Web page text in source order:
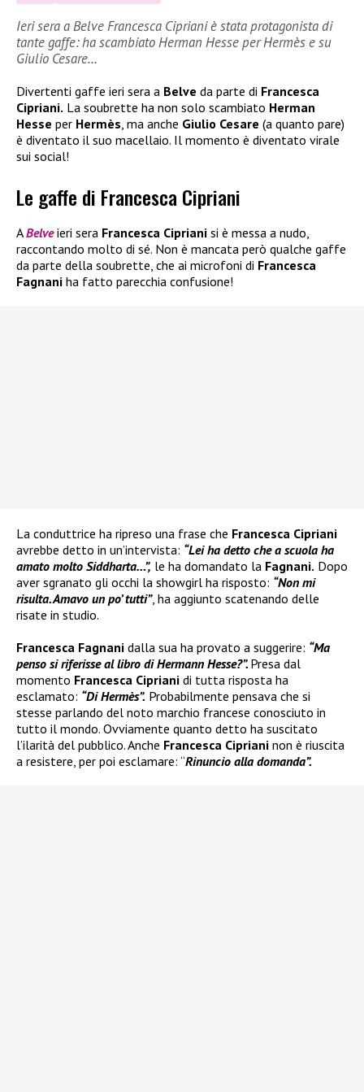
Ieri sera a Belve Francesca Cipriani è stata protagonista di
tante gaffe: ha scambiato Herman Hesse per Hermès e su
Giulio Cesare…
Divertenti gaffe ieri sera a Belve da parte di Francesca
Cipriani. La soubrette ha non solo scambiato Herman
Hesse per Hermès , ma anche Giulio Cesare (a quanto pare)
è diventato il suo macellaio. Il momento è diventato virale
sui social!
Le gaffe di Francesca Cipriani
ABelveieri sera Francesca Cipriani si è messa a nudo,
raccontando molto di sé. Non è mancata però qualche gaffe
da parte della soubrette, che ai microfoni di Francesca
Fagnani ha fatto parecchia confusione!
La conduttrice ha ripreso una frase che Francesca Cipriani
avrebbe detto in un’intervista: “Lei ha detto che a scuola ha
amato molto Siddharta…”, le ha domandato la Fagnani. Dopo
aver sgranato gli occhi la showgirl ha risposto: “Non mi
risulta. Amavo un po’ tutti”, ha aggiunto scatenando delle
risate in studio.
Francesca Fagnani dalla sua ha provato a suggerire: “Ma
penso si riferisse al libro di Hermann Hesse?”. Presa dal
momento Francesca Cipriani di tutta risposta ha
esclamato: “Di Hermès”. Probabilmente pensava che si
stesse parlando del noto marchio francese conosciuto in
tutto il mondo. Ovviamente quanto detto ha suscitato
l’ilarità del pubblico. Anche Francesca Cipriani non è riuscita
a resistere, per poi esclamare: “Rinuncio alla domanda”.